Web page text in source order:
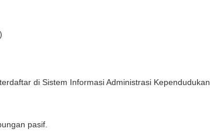
di Sistem Informasi Administrasi Kependudukan
pasif.